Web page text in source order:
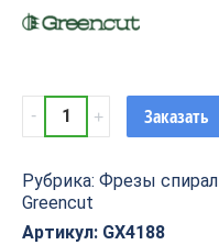
Фреза
спиральная
ЧПУ
однозаходная
Z1
Заказать
Рубрика: Фрезы
Greencut
Артикул: GX4188